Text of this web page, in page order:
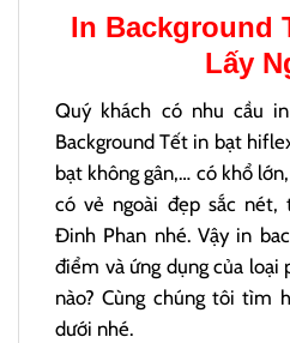
In Background
Lấy
Quý khách có nhu cầu
Background Tết in bạt
bạt không gân,… có khổ
có vẻ ngoài đẹp sắc
Đinh Phan nhé. Vậy in
điểm và ứng dụng của loại
nào? Cùng chúng tôi tìm
dưới nhé.